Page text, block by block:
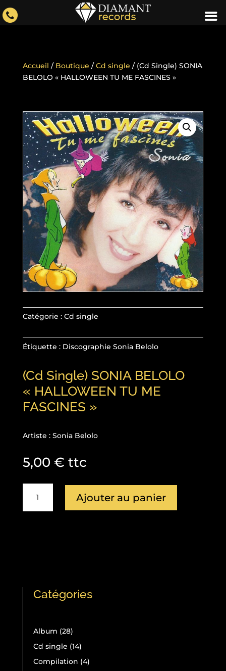
Accueil / Boutique /Cd single / (Cd Single) SONIA
BELOLO « HALLOWEEN TU ME FASCINES »
Catégorie : Cd single
Étiquette : Discographie Sonia Belolo
(Cd Single) SONIA BELOLO
« HALLOWEEN TU ME
FASCINES »
Artiste : Sonia Belolo
5,00 € ttc
(Cd
FASCINES"
Ajouter au panier
Catégories
Album 2828
produits
Cd single 1414
produits
Compilation 44